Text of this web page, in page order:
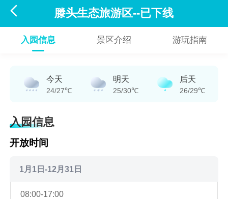
 滕头生态旅游区--已下线
入园信息 景区介绍 游玩指南
今天
24/27℃
明天
25/30℃
后天
26/29℃
入园信息
开放时间
1月1日-12月31日
08:00-17:00